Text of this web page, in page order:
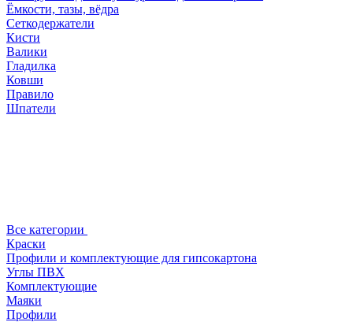
Ёмкости, тазы, вёдра
Сеткодержатели
Кисти
Валики
Гладилка
Ковши
Правило
Шпатели
Все категории
Краски
Профили и комплектующие для гипсокартона
Углы ПВХ
Комплектующие
Маяки
Профили